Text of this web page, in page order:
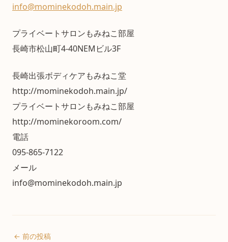
info@mominekodoh.main.jp
プライベートサロンもみねこ部屋
長崎市松山町4-40NEMビル3F
長崎出張ボディケアもみねこ堂
http://mominekodoh.main.jp/
プライベートサロンもみねこ部屋
http://mominekoroom.com/
電話
095-865-7122
メール
info@mominekodoh.main.jp
← 前の投稿